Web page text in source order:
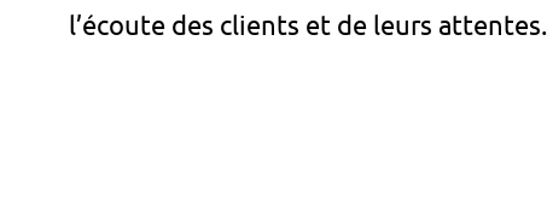
l’écoute des clients et de leurs attentes.